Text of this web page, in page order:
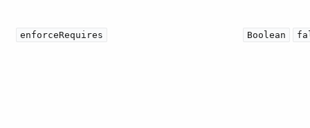
enforceRequires Boolean